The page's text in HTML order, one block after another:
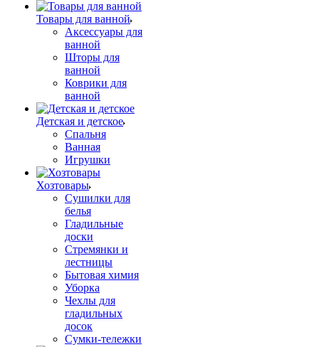
Товары для ванной
Аксессуары для
ванной
Шторы для
ванной
Коврики для
ванной
Детская и детское
Спальня
Ванная
Игрушки
Хозтовары
Сушилки для
белья
Гладильные
доски
Стремянки и
лестницы
Бытовая химия
Уборка
Чехлы для
гладильных
досок
Сумки-тележки